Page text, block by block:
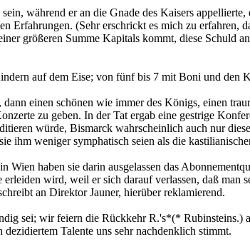
während er an die Gnade des Kaisers
Erfahrungen. (Sehr erschrickt es mich zu erfahren,
größeren Summe Kapitals kommt, diese
auf dem Eise; von fünf bis 7 mit Boni und den
einen schönen wie immer des Königs, einen
zu geben. In der Tat ergab eine gestrige
würde, Bismarck wahrscheinlich auch nur
ihm weniger symphatisch seien als die
haben sie darin ausgelassen das
wird, weil er sich darauf verlassen, daß
an Direktor Jauner, hierüber reklamierend.
sei; wir feiern die Rückkehr R.'s*(* Rubinsteins.)
Talente uns sehr nachdenklich stimmt.